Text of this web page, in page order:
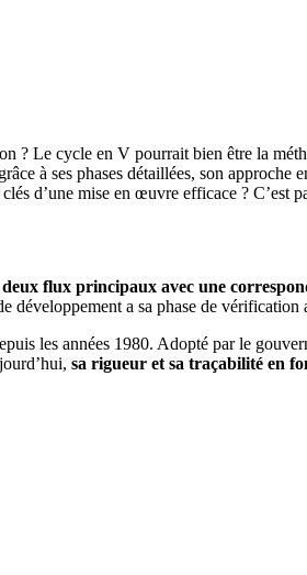
? Le cycle en V pourrait bien être la
à ses phases détaillées, son
d’une mise en œuvre efficace ? C’est
deux flux principaux avec une
a sa phase de
les années 1980. Adopté par le
sa rigueur et sa traçabilité en